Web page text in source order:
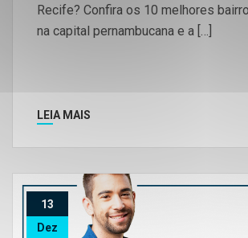
Recife? Confira os 10 melhores
na capital pernambucana e a […]
LEIA MAIS
13
Dez